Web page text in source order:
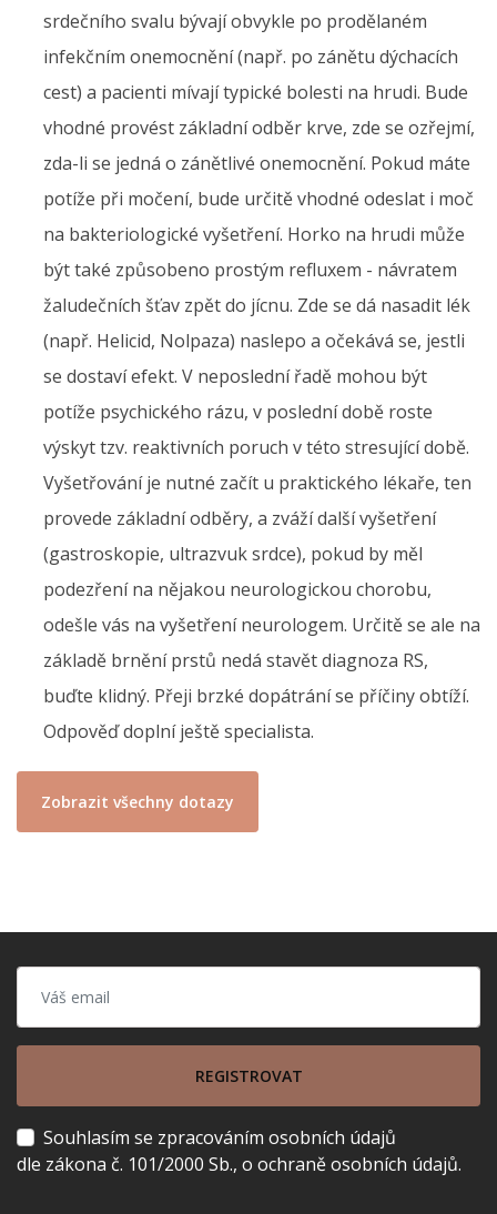
srdečního svalu bývají obvykle po prodělaném
infekčním onemocnění (např. po zánětu dýchacích
cest) a pacienti mívají typické bolesti na hrudi. Bude
vhodné provést základní odběr krve, zde se ozřejmí,
zda-li se jedná o zánětlivé onemocnění. Pokud máte
potíže při močení, bude určitě vhodné odeslat i moč
na bakteriologické vyšetření. Horko na hrudi může
být také způsobeno prostým refluxem - návratem
žaludečních šťav zpět do jícnu. Zde se dá nasadit lék
(např. Helicid, Nolpaza) naslepo a očekává se, jestli
se dostaví efekt. V neposlední řadě mohou být
potíže psychického rázu, v poslední době roste
výskyt tzv. reaktivních poruch v této stresující době.
Vyšetřování je nutné začít u praktického lékaře, ten
provede základní odběry, a zváží další vyšetření
(gastroskopie, ultrazvuk srdce), pokud by měl
podezření na nějakou neurologickou chorobu,
odešle vás na vyšetření neurologem. Určitě se ale na
základě brnění prstů nedá stavět diagnoza RS,
buďte klidný. Přeji brzké dopátrání se příčiny obtíží.
Odpověď doplní ještě specialista.
Zobrazit všechny dotazy
REGISTROVAT
Souhlasím se zpracováním osobních údajů
dle zákona č. 101/2000 Sb., o ochraně osobních údajů.